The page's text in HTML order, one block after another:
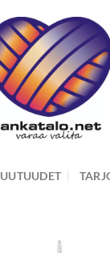
UUTUUDET